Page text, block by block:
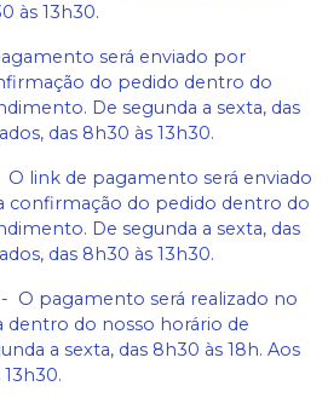
às 13h30.
será enviado por
do pedido dentro do
De segunda a sexta, das
das 8h30 às 13h30.
O link de pagamento será enviado
confirmação do pedido dentro do
De segunda a sexta, das
das 8h30 às 13h30.
- O pagamento será realizado no
dentro do nosso horário de
a sexta, das 8h30 às 18h. Aos